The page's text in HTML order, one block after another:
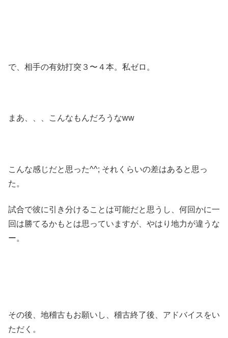
で、相手の有効打突３〜４本。私ゼロ。
まあ、、、こんなもんだろうなww
こんな感じだと思った^^; それくらいの差はあると思っ
た。
試合で彼に引き分けることは可能だと思うし、何回かに一
回は勝てるかもとは思っていますが、やはり地力が違うな
ー。
その後、地稽古もお願いし、稽古終了後、アドバイスをい
ただく。